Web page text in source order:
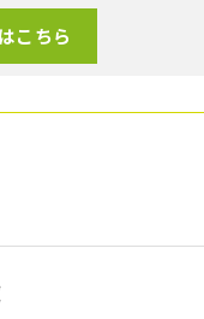
こちら